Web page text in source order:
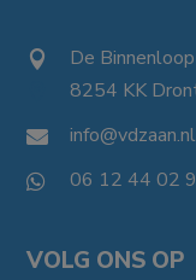
 De
8254 KK
 info@vdzaan.nl
 06 12 44 02
VOLG ONS OP